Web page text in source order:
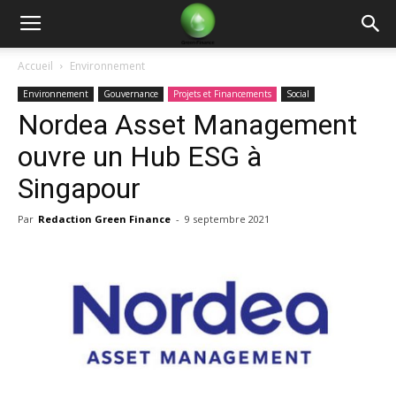
Green
Finance
Accueil Environnement
Environnement Gouvernance Projets et Financements Social
Nordea Asset Management
ouvre un Hub ESG à
Singapour
Par Redaction Green Finance - 9 septembre 2021